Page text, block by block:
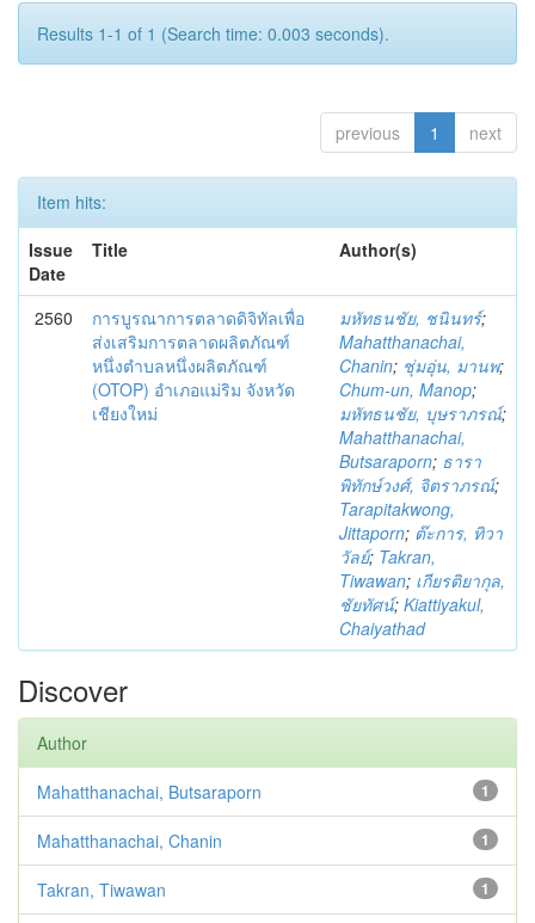
Results 1-1 of 1 (Search time: 0.003 seconds).
previous 1 next
Item hits:
Issue
Date
Title Author(s)
2560
การบูรณาการตลาดดิจิทัลเพื่อ
ส่งเสริมการตลาดผลิตภัณฑ์
หนึ่งตำบลหนึ่งผลิตภัณฑ์
(OTOP) อำเภอแม่ริม จังหวัด
เชียงใหม่
มหัทธนชัย, ชนินทร์;
Mahatthanachai,
Chanin; ชุ่มอุ่น, มานพ;
Chum-un, Manop;
มหัทธนชัย, บุษราภรณ์;
Mahatthanachai,
Butsaraporn; ธารา
พิทักษ์วงศ์, จิตราภรณ์;
Tarapitakwong,
Jittaporn; ต๊ะการ, ทิวา
วัลย์; Takran,
Tiwawan; เกียรติยากุล,
ชัยทัศน์; Kiattiyakul,
Chaiyathad
Discover
Author
1
Mahatthanachai, Butsaraporn
1
Mahatthanachai, Chanin
1
Takran, Tiwawan